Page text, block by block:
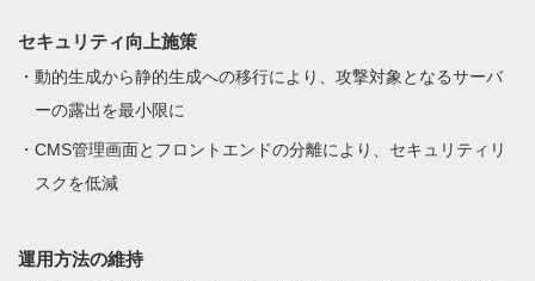
セキュリティ向上施策
動的生成から静的生成への移行により、攻撃対象となるサーバ
ーの露出を最小限に
CMS管理画面とフロントエンドの分離により、セキュリティリ
スクを低減
運用方法の維持